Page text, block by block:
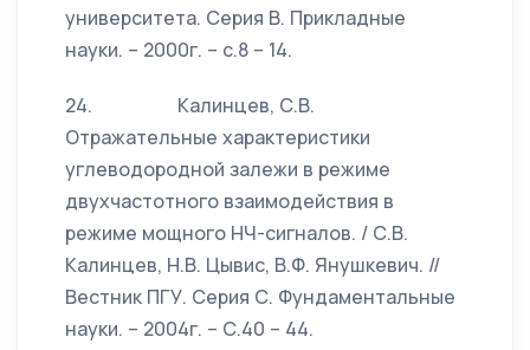
университета. Серия В. Прикладные
науки. – 2000г. – с.8 – 14.
24. Калинцев, С.В.
Отражательные характеристики
углеводородной залежи в режиме
двухчастотного взаимодействия в
режиме мощного НЧ-сигналов. / С.В.
Калинцев, Н.В. Цывис, В.Ф. Янушкевич. //
Вестник ПГУ. Серия С. Фундаментальные
науки. – 2004г. – С.40 – 44.